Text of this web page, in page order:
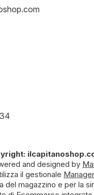
and designed by
il gestionale
del magazzino e per la